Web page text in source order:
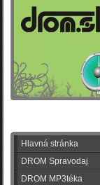
Hlavná stránka
DROM Spravodaj
DROM MP3téka